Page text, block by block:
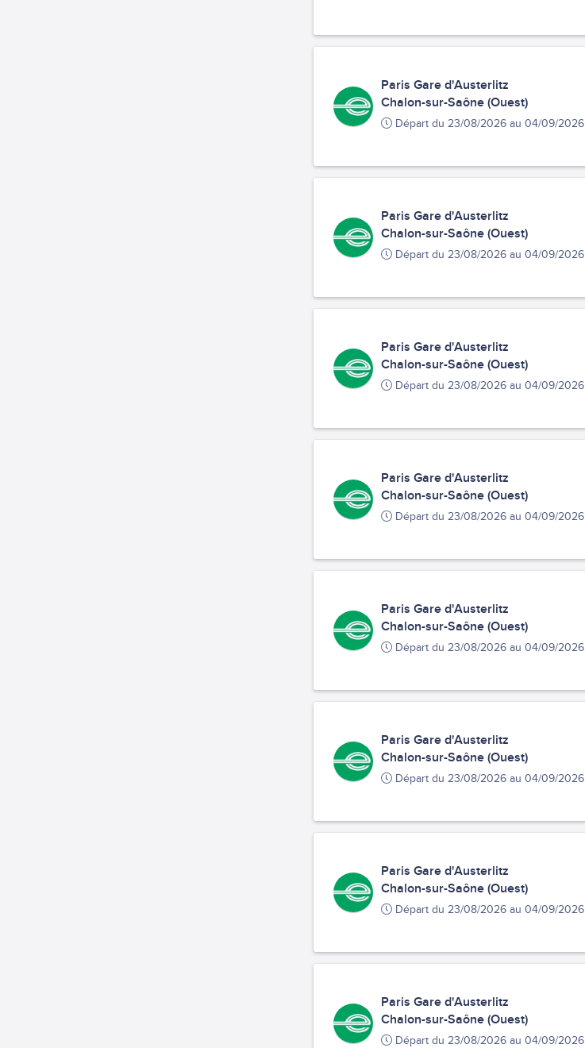
Paris Gare d'Austerlitz
Chalon-sur-Saône (Ouest)
Départ du 23/08/2026 au 04/09/2026
Paris Gare d'Austerlitz
Chalon-sur-Saône (Ouest)
Départ du 23/08/2026 au 04/09/2026
Paris Gare d'Austerlitz
Chalon-sur-Saône (Ouest)
Départ du 23/08/2026 au 04/09/2026
Paris Gare d'Austerlitz
Chalon-sur-Saône (Ouest)
Départ du 23/08/2026 au 04/09/2026
Paris Gare d'Austerlitz
Chalon-sur-Saône (Ouest)
Départ du 23/08/2026 au 04/09/2026
Paris Gare d'Austerlitz
Chalon-sur-Saône (Ouest)
Départ du 23/08/2026 au 04/09/2026
Paris Gare d'Austerlitz
Chalon-sur-Saône (Ouest)
Départ du 23/08/2026 au 04/09/2026
Paris Gare d'Austerlitz
Chalon-sur-Saône (Ouest)
Départ du 23/08/2026 au 04/09/2026